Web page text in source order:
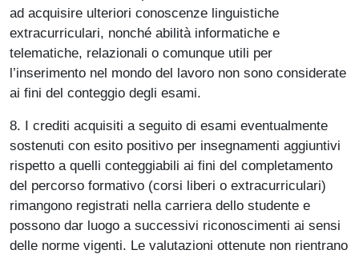
ad acquisire ulteriori conoscenze linguistiche
extracurriculari, nonché abilità informatiche e
telematiche, relazionali o comunque utili per
l’inserimento nel mondo del lavoro non sono considerate
ai fini del conteggio degli esami.
8. I crediti acquisiti a seguito di esami eventualmente
sostenuti con esito positivo per insegnamenti aggiuntivi
rispetto a quelli conteggiabili ai fini del completamento
del percorso formativo (corsi liberi o extracurriculari)
rimangono registrati nella carriera dello studente e
possono dar luogo a successivi riconoscimenti ai sensi
delle norme vigenti. Le valutazioni ottenute non rientrano